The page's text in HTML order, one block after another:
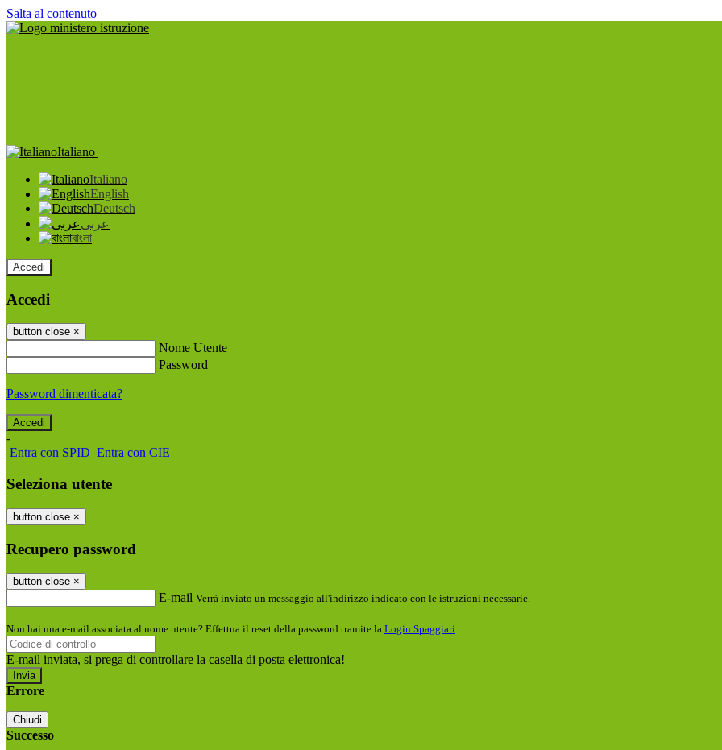
Salta al contenuto
Italiano
Italiano
English
Deutsch
عربى
বাংলা
Accedi
Accedi
button close ×
Nome Utente
Password
Password dimenticata?
-
Entra con SPID Entra con CIE
Seleziona utente
button close ×
Recupero password
button close ×
E-mail Verrà inviato un messaggio all'indirizzo indicato con le istruzioni necessarie.
Non hai una e-mail associata al nome utente? Effettua il reset della password tramite la Login Spaggiari
E-mail inviata, si prega di controllare la casella di posta elettronica!
Errore
Chiudi
Successo